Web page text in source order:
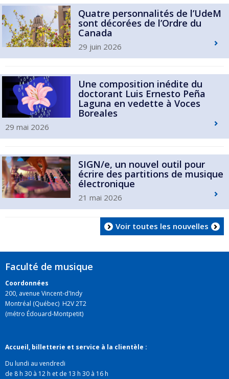
Quatre personnalités de l’UdeM
sont décorées de l’Ordre du
Canada
29 juin 2026
Une composition inédite du
doctorant Luis Ernesto Peña
Laguna en vedette à Voces
Boreales
29 mai 2026
SIGN/e, un nouvel outil pour
écrire des partitions de musique
électronique
21 mai 2026
Voir toutes les nouvelles
Faculté de musique
Coordonnées
200, avenue Vincent-d'Indy
Montréal (Québec) H2V 2T2
(métro Édouard-Montpetit)
Accueil, billetterie et service à la clientèle :
Du lundi au vendredi
de 8 h 30 à 12 h et de 13 h 30 à 16 h